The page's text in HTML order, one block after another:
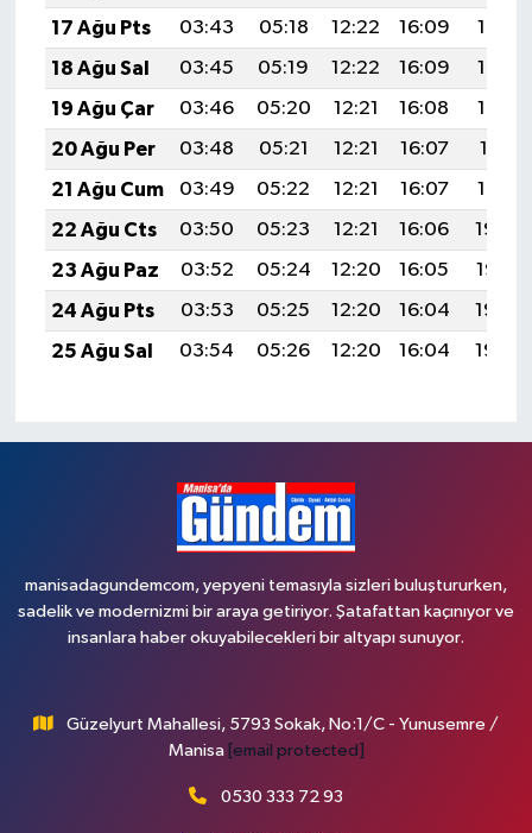
17 Ağu Pts
03:43 05:18 12:22 16:09
19:15
18 Ağu Sal
03:45 05:19 12:22 16:09
19:14
19 Ağu Çar
03:46 05:20 12:21 16:08
19:13
20 Ağu Per
03:48 05:21 12:21 16:07
19:11
21 Ağu Cum
03:49 05:22 12:21 16:07
19:10
22 Ağu Cts
03:50 05:23 12:21 16:06
19:08
23 Ağu Paz
03:52 05:24 12:20 16:05
19:07
24 Ağu Pts
03:53 05:25 12:20 16:04
19:05
25 Ağu Sal
03:54 05:26 12:20 16:04 19:04
manisadagundemcom, yepyeni temasıyla sizleri buluştururken,
sadelik ve modernizmi bir araya getiriyor. Şatafattan kaçınıyor ve
insanlara haber okuyabilecekleri bir altyapı sunuyor.
Güzelyurt Mahallesi, 5793 Sokak, No:1/C - Yunusemre /
Manisa [email protected]
0530 333 72 93